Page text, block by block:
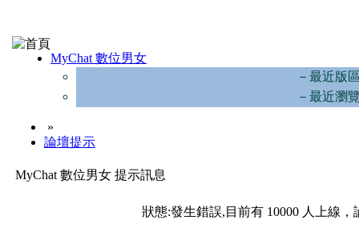
MyChat 數位男女
－最近版
－最近瀏
»
論壇提示
MyChat 數位男女 提示訊息
狀態:發生錯誤,目前有 10000 人上線